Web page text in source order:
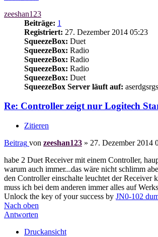
zeeshan123
Beiträge: 1
Registriert: 27. Dezember 2014 05:23
SqueezeBox: Duet
SqueezeBox: Radio
SqueezeBox: Radio
SqueezeBox: Radio
SqueezeBox: Duet
SqueezeBox Server läuft auf: aserdgsrgs
Re: Controller zeigt nur Logitech
Zitieren
Beitrag von zeeshan123 » 27. Dezember 2014
habe 2 Duet Receiver mit einem Controller,
warum auch immer...das wäre nicht schlimm
den Controller einschalte leuchtet der Receiver
muss ich bei dem anderen immer alles auf
Unlock the key of your success by JN0-102
Nach oben
Antworten
Druckansicht